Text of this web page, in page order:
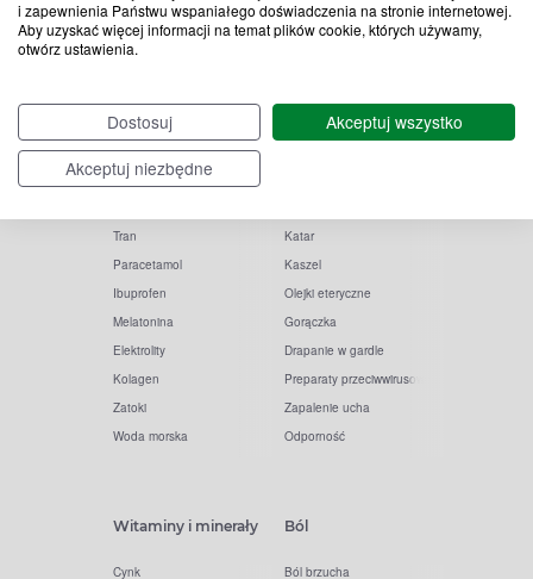
i zapewnienia Państwu wspaniałego doświadczenia na stronie internetowej.
Aby uzyskać więcej informacji na temat plików cookie, których używamy,
otwórz ustawienia.
Dostosuj
Akceptuj wszystko
Akceptuj niezbędne
Popularne zapytania
Witamina D
Witamina C
Tran
Paracetamol
Ibuprofen
Melatonina
Elektrolity
Kolagen
Zatoki
Woda morska
Przeziębienie i grypa
Katar
Kaszel
Olejki eteryczne
Gorączka
Drapanie w gardle
Preparaty przeciwwirusowe
Zapalenie ucha
Odporność
Witaminy i minerały
Cynk
Ból
Ból brzucha